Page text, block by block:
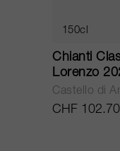
150cl
Chianti
Lorenzo
Castello di
CHF 102.70